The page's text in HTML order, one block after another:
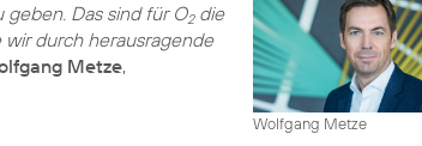
Wolfgang Metze
Das sind für O2die
durch herausragende
Metze,